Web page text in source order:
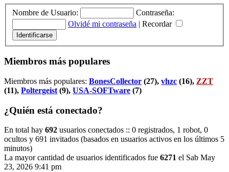
Nombre de Usuario:
Contraseña:
Olvidé mi contraseña | Recordar
Miembros más populares
Miembros más populares: BonesCollector (27), vhzc (16), ZZT
(11), Poltergeist (9), USA-SOFTware (7)
¿Quién está conectado?
En total hay 692 usuarios conectados :: 0 registrados, 1 robot, 0
ocultos y 691 invitados (basados en usuarios activos en los últimos 5
minutos)
La mayor cantidad de usuarios identificados fue 6271 el Sab May
23, 2026 9:41 pm